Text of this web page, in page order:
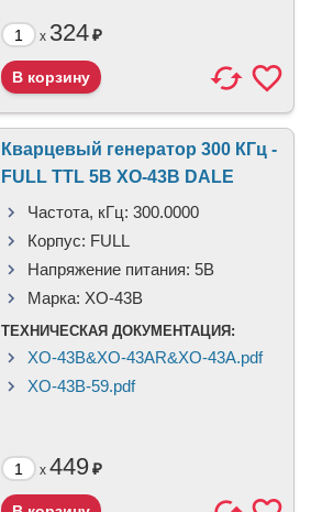
x 324₽
Кварцевый генератор 300 КГц -
FULL TTL 5В XO-43B DALE
Частота, кГц: 300.0000
Корпус: FULL
Напряжение питания: 5В
Марка: XO-43B
ТЕХНИЧЕСКАЯ ДОКУМЕНТАЦИЯ:
XO-43B&XO-43AR&XO-43A.pdf
XO-43B-59.pdf
x 449₽